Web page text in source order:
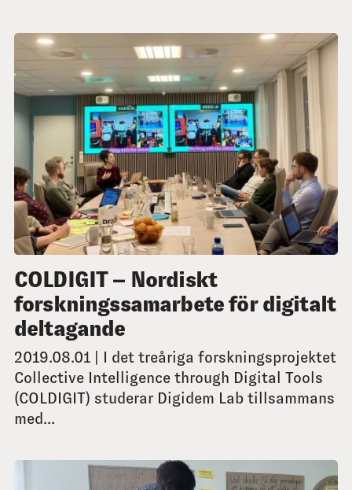
COLDIGIT – Nordiskt
forskningssamarbete för digitalt
deltagande
2019.08.01 | I det treåriga forskningsprojektet
Collective Intelligence through Digital Tools
(COLDIGIT) studerar Digidem Lab tillsammans
med...